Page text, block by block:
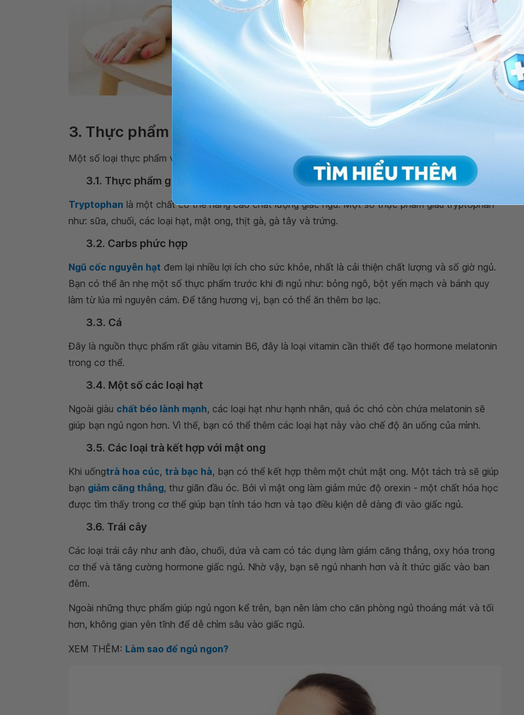
Có nhiều cách ngủ nhanh trong 2 phút
3. Thực phẩm nào giúp bạn ngủ nhanh hơn?
Một số loại thực phẩm và đồ uống có thể giúp bạn có mộtgiấc ngủ ngon, cụ thể:
3.1. Thực phẩm giàu tryptophan
Tryptophan là một chất có thể nâng cao chất lượng giấc ngủ. Một số thực phẩm giàu tryptophan
như: sữa, chuối, các loại hạt, mật ong, thịt gà, gà tây và trứng.
3.2. Carbs phức hợp
Ngũ cốc nguyên hạt đem lại nhiều lợi ích cho sức khỏe, nhất là cải thiện chất lượng và số giờ ngủ.
Bạn có thể ăn nhẹ một số thực phẩm trước khi đi ngủ như: bỏng ngô, bột yến mạch và bánh quy
làm từ lúa mì nguyên cám. Để tăng hương vị, bạn có thể ăn thêm bơ lạc.
3.3. Cá
Đây là nguồn thực phẩm rất giàu vitamin B6, đây là loại vitamin cần thiết để tạo hormone melatonin
trong cơ thể.
3.4. Một số các loại hạt
Ngoài giàu chất béo lành mạnh, các loại hạt như hạnh nhân, quả óc chó còn chứa melatonin sẽ
giúp bạn ngủ ngon hơn. Vì thế, bạn có thể thêm các loại hạt này vào chế độ ăn uống của mình.
3.5. Các loại trà kết hợp với mật ong
Khi uốngtrà hoa cúc, trà bạc hà, bạn có thể kết hợp thêm một chút mật ong. Một tách trà sẽ giúp
bạn giảm căng thẳng, thư giãn đầu óc. Bởi vì mật ong làm giảm mức độ orexin - một chất hóa học
được tìm thấy trong cơ thể giúp bạn tỉnh táo hơn và tạo điều kiện dễ dàng đi vào giấc ngủ.
3.6. Trái cây
Các loại trái cây như anh đào, chuối, dứa và cam có tác dụng làm giảm căng thẳng, oxy hóa trong
cơ thể và tăng cường hormone giấc ngủ. Nhờ vậy, bạn sẽ ngủ nhanh hơn và ít thức giấc vào ban
đêm.
Ngoài những thực phẩm giúp ngủ ngon kể trên, bạn nên làm cho căn phòng ngủ thoáng mát và tối
hơn, không gian yên tĩnh để dễ chìm sâu vào giấc ngủ.
XEM THÊM: Làm sao để ngủ ngon?